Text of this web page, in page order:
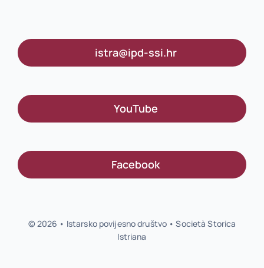
istra@ipd-ssi.hr
YouTube
Facebook
© 2026 • Istarsko povijesno društvo • Società Storica
Istriana